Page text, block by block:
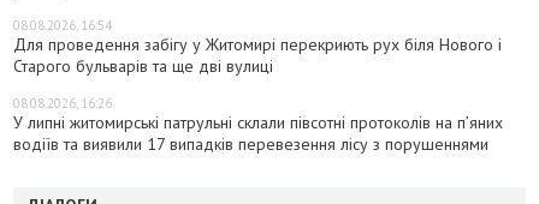
08.08.2026, 16:54
Для проведення забігу у Житомирі перекриють рух біля Нового і
Старого бульварів та ще дві вулиці
08.08.2026, 16:26
У липні житомирські патрульні склали півсотні протоколів на пʼяних
водіїв та виявили 17 випадків перевезення лісу з порушеннями